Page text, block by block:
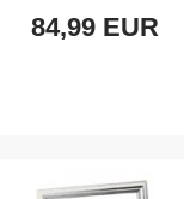
84,99 EUR